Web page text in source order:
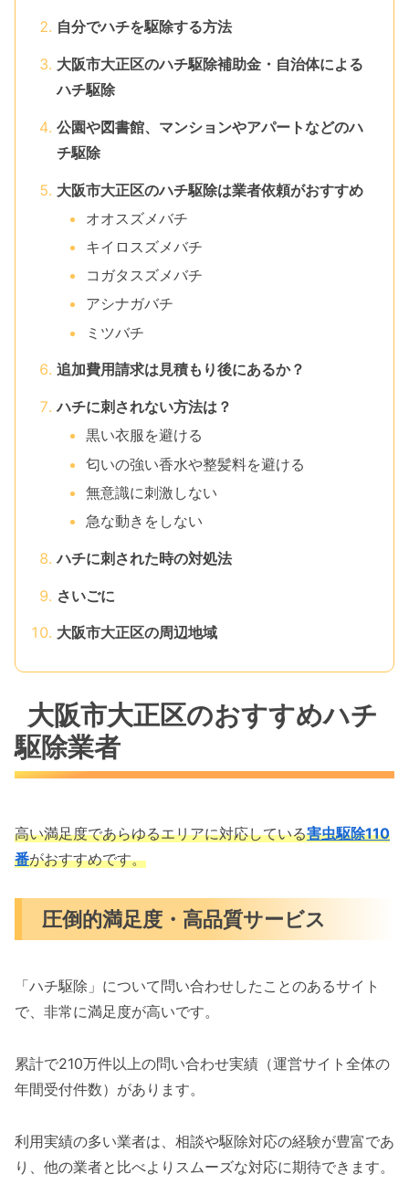
自分でハチを駆除する方法
大阪市大正区のハチ駆除補助金・自治体による
ハチ駆除
公園や図書館、マンションやアパートなどのハ
チ駆除
大阪市大正区のハチ駆除は業者依頼がおすすめ
オオスズメバチ
キイロスズメバチ
コガタスズメバチ
アシナガバチ
ミツバチ
追加費用請求は見積もり後にあるか？
ハチに刺されない方法は？
黒い衣服を避ける
匂いの強い香水や整髪料を避ける
無意識に刺激しない
急な動きをしない
ハチに刺された時の対処法
さいごに
大阪市大正区の周辺地域
大阪市大正区のおすすめハチ
駆除業者
高い満足度であらゆるエリアに対応している害虫駆除110
番がおすすめです。
圧倒的満足度・高品質サービス
「ハチ駆除」について問い合わせしたことのあるサイト
で、非常に満足度が高いです。
累計で210万件以上の問い合わせ実績（運営サイト全体の
年間受付件数）があります。
利用実績の多い業者は、相談や駆除対応の経験が豊富であ
り、他の業者と比べよりスムーズな対応に期待できます。